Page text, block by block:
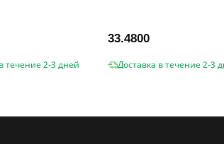
течение 2-3 дней
33.4800
Доставка в течение 2-3